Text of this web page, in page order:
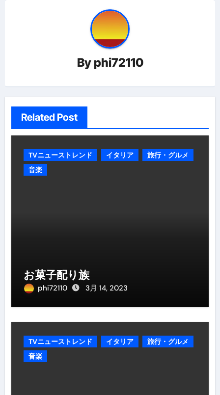
By phi72110
Related Post
TVニューストレンド イタリア
旅行・グルメ
音楽
お菓子配り族
phi72110 3月 14, 2023
TVニューストレンド イタリア
旅行・グルメ
音楽